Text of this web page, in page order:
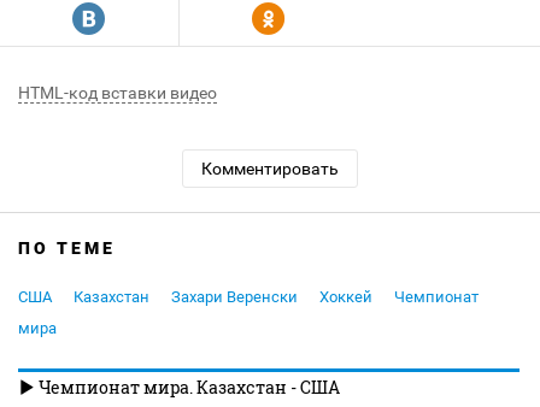
R Y
HTML-код вставки видео
Комментировать
ПО ТЕМЕ
США Казахстан Захари Веренски Хоккей
Чемпионат
мира
Чемпионат мира. Казахстан - США